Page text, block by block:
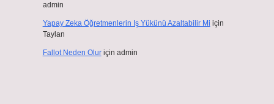
admin
Yapay Zeka Öğretmenlerin Iş Yükünü Azaltabilir Mi için
Taylan
Fallot Neden Oluriçin admin